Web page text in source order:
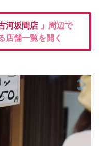
河坂間店 」周辺で
店舗一覧を開く